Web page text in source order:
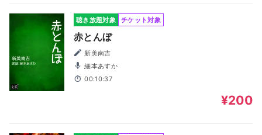
聴き放題対象 チケット対象
赤とんぼ
新美南吉
細本あすか
00:10:37
¥200